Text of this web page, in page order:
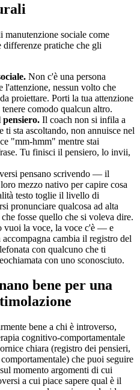
sociale come
pratiche che gli
Non c'è una persona
l'attenzione, nessun volto che
proiettare. Porti la tua attenzione
comodo qualcun altro.
pensiero. Il coach non si infila a
ti sta ascoltando, non annuisce nel
"mm-hmm" mentre stai
Tu finisci il pensiero, lo invii,
pensano scrivendo — il
mezzo nativo per capire cosa
testo toglie il livello di
pronunciare qualcosa ad alta
fosse quello che si voleva dire.
vuoi la voce, la voce c'è — e
cambia il registro del
con qualcuno che ti
con uno sconosciuto.
bene per una
bene a chi è introverso,
cognitivo-comportamentale
chiara (registro dei pensieri,
che puoi seguire
momento argomenti di cui
a cui piace sapere qual è il